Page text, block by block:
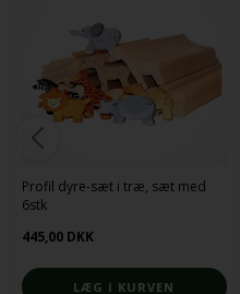
Profil dyre-sæt i træ, sæt med
6stk
445,00 DKK